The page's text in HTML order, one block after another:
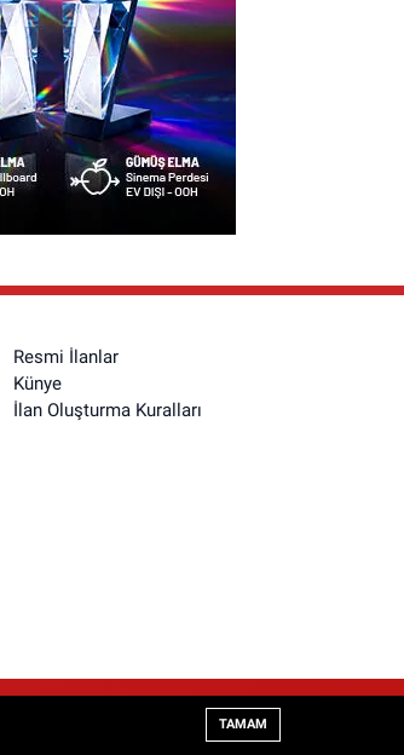
Resmi İlanlar
Künye
İlan Oluşturma Kuralları
TE Bilişim
TAMAM